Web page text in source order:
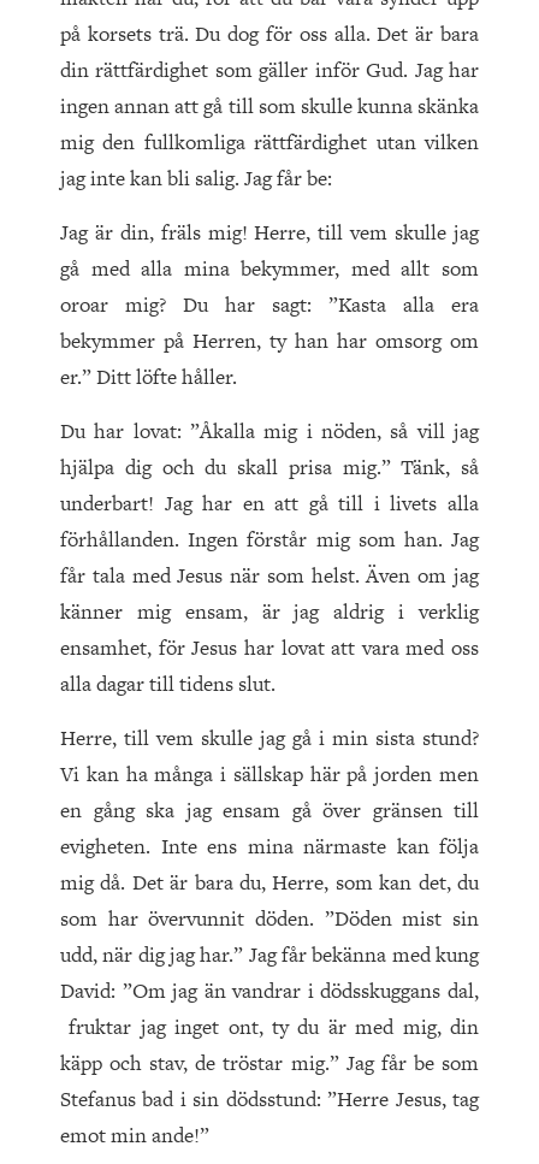
på korsets trä. Du dog för oss alla. Det är bara
din rättfärdighet som gäller inför Gud. Jag har
ingen annan att gå till som skulle kunna skänka
mig den fullkomliga rättfärdighet utan vilken
jag inte kan bli salig. Jag får be:
Jag är din, fräls mig! Herre, till vem skulle jag
gå med alla mina bekymmer, med allt som
oroar mig? Du har sagt: ”Kasta alla era
bekymmer på Herren, ty han har omsorg om
er.” Ditt löfte håller.
Du har lovat: ”Åkalla mig i nöden, så vill jag
hjälpa dig och du skall prisa mig.” Tänk, så
underbart! Jag har en att gå till i livets alla
förhållanden. Ingen förstår mig som han. Jag
får tala med Jesus när som helst. Även om jag
känner mig ensam, är jag aldrig i verklig
ensamhet, för Jesus har lovat att vara med oss
alla dagar till tidens slut.
Herre, till vem skulle jag gå i min sista stund?
Vi kan ha många i sällskap här på jorden men
en gång ska jag ensam gå över gränsen till
evigheten. Inte ens mina närmaste kan följa
mig då. Det är bara du, Herre, som kan det, du
som har övervunnit döden. ”Döden mist sin
udd, när dig jag har.” Jag får bekänna med kung
David: ”Om jag än vandrar i dödsskuggans dal,
fruktar jag inget ont, ty du är med mig, din
käpp och stav, de tröstar mig.” Jag får be som
Stefanus bad i sin dödsstund: ”Herre Jesus, tag
emot min ande!”